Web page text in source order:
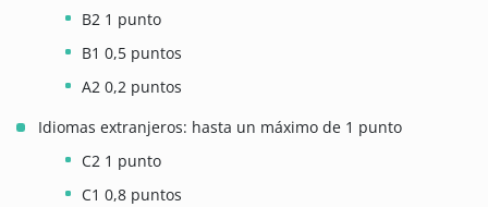
B2 1 punto
B1 0,5 puntos
A2 0,2 puntos
Idiomas extranjeros: hasta un máximo de 1 punto
C2 1 punto
C1 0,8 puntos